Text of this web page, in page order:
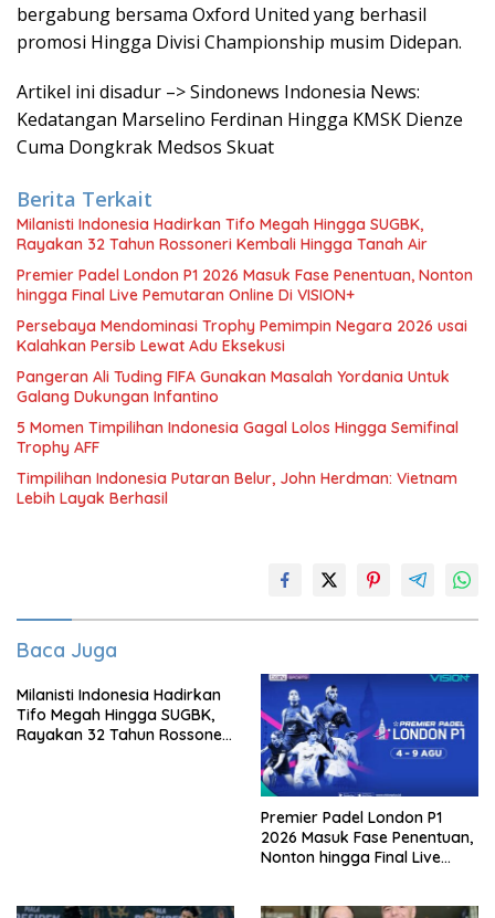
bergabung bersama Oxford United yang berhasil
promosi Hingga Divisi Championship musim Didepan.
Artikel ini disadur –> Sindonews Indonesia News:
Kedatangan Marselino Ferdinan Hingga KMSK Dienze
Cuma Dongkrak Medsos Skuat
Berita Terkait
Milanisti Indonesia Hadirkan Tifo Megah Hingga SUGBK,
Rayakan 32 Tahun Rossoneri Kembali Hingga Tanah Air
Premier Padel London P1 2026 Masuk Fase Penentuan, Nonton
hingga Final Live Pemutaran Online Di VISION+
Persebaya Mendominasi Trophy Pemimpin Negara 2026 usai
Kalahkan Persib Lewat Adu Eksekusi
Pangeran Ali Tuding FIFA Gunakan Masalah Yordania Untuk
Galang Dukungan Infantino
5 Momen Timpilihan Indonesia Gagal Lolos Hingga Semifinal
Trophy AFF
Timpilihan Indonesia Putaran Belur, John Herdman: Vietnam
Lebih Layak Berhasil
Baca Juga
Milanisti Indonesia Hadirkan
Tifo Megah Hingga SUGBK,
Rayakan 32 Tahun Rossoneri
Premier Padel London P1
2026 Masuk Fase Penentuan,
Nonton hingga Final Live